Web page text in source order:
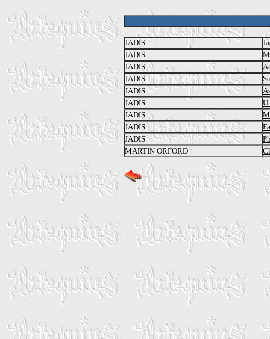
JADIS
JADIS
JADIS
JADIS
JADIS
JADIS
JADIS
JADIS
JADIS
MARTIN ORFORD